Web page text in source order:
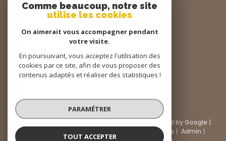
Nous
suivre
Nous
adhérons
© 2026 | Tous droits réservés | Traduction powered by Google |
Mentions légales
Admin
Comme beaucoup, notre site
utilise les cookies
On aimerait vous accompagner pendant
votre visite.
En poursuivant, vous acceptez l'utilisation des
cookies par ce site, afin de vous proposer des
contenus adaptés et réaliser des statistiques !
PARAMÉTRER
TOUT ACCEPTER